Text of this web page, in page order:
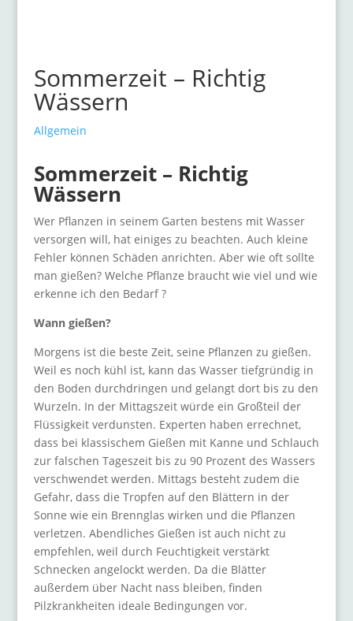
Sommerzeit – Richtig
Wässern
Allgemein
Sommerzeit – Richtig
Wässern
Wer Pflanzen in seinem Garten bestens mit Wasser
versorgen will, hat einiges zu beachten. Auch kleine
Fehler können Schäden anrichten. Aber wie oft sollte
man gießen? Welche Pflanze braucht wie viel und wie
erkenne ich den Bedarf ?
Wann gießen?
Morgens ist die beste Zeit, seine Pflanzen zu gießen.
Weil es noch kühl ist, kann das Wasser tiefgründig in
den Boden durchdringen und gelangt dort bis zu den
Wurzeln. In der Mittagszeit würde ein Großteil der
Flüssigkeit verdunsten. Experten haben errechnet,
dass bei klassischem Gießen mit Kanne und Schlauch
zur falschen Tageszeit bis zu 90 Prozent des Wassers
verschwendet werden. Mittags besteht zudem die
Gefahr, dass die Tropfen auf den Blättern in der
Sonne wie ein Brennglas wirken und die Pflanzen
verletzen. Abendliches Gießen ist auch nicht zu
empfehlen, weil durch Feuchtigkeit verstärkt
Schnecken angelockt werden. Da die Blätter
außerdem über Nacht nass bleiben, finden
Pilzkrankheiten ideale Bedingungen vor.